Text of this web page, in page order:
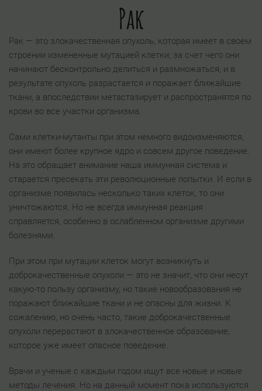
Рак
Рак — это злокачественная опухоль, которая имеет в своем
строении измененные мутацией клетки, за счет чего они
начинают бесконтрольно делиться и размножаться, и в
результате опухоль разрастается и поражает ближайшие
ткани, а впоследствии метастазирует и распространятся по
крови во все участки организма.
Сами клетки-мутанты при этом немного видоизменяются,
они имеют более крупное ядро и совсем другое поведение.
На это обращает внимание наша иммунная система и
старается пресекать эти революционные попытки. И если в
организме появилась несколько таких клеток, то они
уничтожаются. Но не всегда иммунная реакция
справляется, особенно в ослабленном организме другими
болезнями.
При этом при мутации клеток могут возникнуть и
доброкачественные опухоли — это не значит, что они несут
какую-то пользу организму, но такие новообразования не
поражают ближайшие ткани и не опасны для жизни. К
сожалению, но очень часто, такие доброкачественные
опухоли перерастают в злокачественное образование,
которое уже имеет опасное поведение.
Врачи и ученые с каждым годом ищут все новые и новые
методы лечения. Но на данный момент пока используются